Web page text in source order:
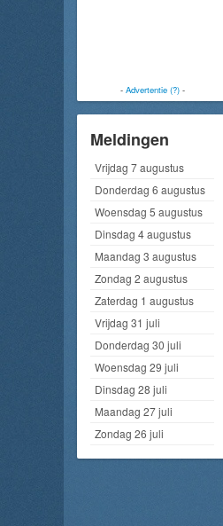
- Advertentie (?)-
Meldingen
Vrijdag 7 augustus
Donderdag 6 augustus
Woensdag 5 augustus
Dinsdag 4 augustus
Maandag 3 augustus
Zondag 2 augustus
Zaterdag 1 augustus
Vrijdag 31 juli
Donderdag 30 juli
Woensdag 29 juli
Dinsdag 28 juli
Maandag 27 juli
Zondag 26 juli